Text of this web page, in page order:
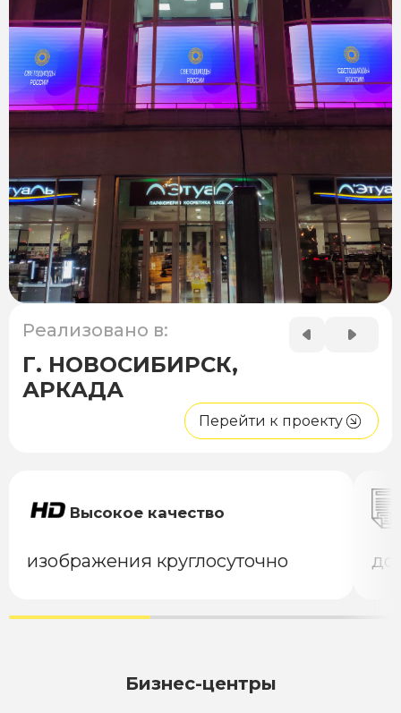
Реализовано в:
Г. НОВОСИБИРСК,
АРКАДА
Перейти к проекту
Высокое качество
изображения круглосуточно до
Бизнес-центры